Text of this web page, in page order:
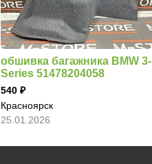
обшивка багажника BMW 3-
Series 51478204058
540
Красноярск
25.01.2026